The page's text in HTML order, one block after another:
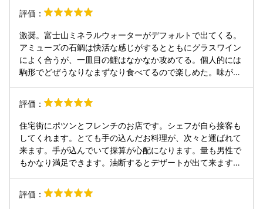
品 魚料理 肉料理 デザート2品 これに最初シャンパンで乾杯
して お任せ６杯のワインを合わせました。 アミューズと前
菜の区別は微妙ですが、 魚料理の前に５品でます。 お水は
ガス入りをお願いしたら、ペリエが出てきました。 ほやとト
マトの冷菜 珍しい食材を使いますね 暑い日だったので、一
皿目には とてもいい一品でした。 トマトの甘味とほやがよ
く合います。 鯉と枝豆豆腐 前菜なのでひねりがありますね
合います。 器を変えたら和食って感じです。 とても繊細な
術的な一品です 見た目にイカの存在がわかりにくいですが、
食べると食感の違いがよくわかりますね。見た目で驚き、食
感を楽しむ一品です お肉のアンサンブル？ 豚、羊、鴨など
色々なお肉に色々と手を加えたものが一皿に出ます ワインと
一緒に食べると、ワインがすすみますね。 すっぽんととうも
ろこしの温菜 旬のとうもろこしにすっぽんを組合せ、白トリ
評価：
激奨。富士山ミネラルウォーターがデフォルトで出てくる。
アミューズの石鯛は快活な感じがするとともにグラスワイン
によく合うが、一皿目の鯉はなかなか攻めてる。個人的には
駒形でどぜうなりなまずなり食べてるので楽しめた。味が強
てが珠玉で、見た目と食感が相乗している稀な例。三皿目の
シャルキュトリ八寸も尋常ではない努力の賜物。味付けは控
えめだが美味しい。ワンオペですよこのお店は。四皿目、牛
肉とタコ、食感の合わせがここにあったのかと感動。五皿
目、真鯛、春の苦味。六皿目、メイン、ホッキ貝と仔羊、笑
い出してしまうぐらいに貝と羊の甘味の組み合わせが美味し
くて面白い。その後デザート二皿、最後に当然のようにミニ
店である。 味わいは官能的な食感と繊細な味付けが特徴的。
評価：
住宅街にポツンとフレンチのお店です。シェフが自ら接客も
してくれます。とても手の込んだお料理が、次々と運ばれて
来ます。手が込んでいて採算が心配になります。量も男性で
もかなり満足できます。油断するとデザートが出て来ます。
行きたくなります
評価：